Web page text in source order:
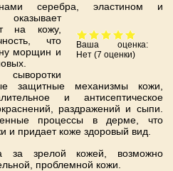
Ваша оценка:
Нет (7 оценки)
серебра, эластином и
на кожу,
что
морщин и
защитные механизмы кожи,
и антисептическое
раздражений и сыпи.
процессы в дерме, что
и придает коже здоровый вид.
за зрелой кожей, возможно
проблемной кожи.